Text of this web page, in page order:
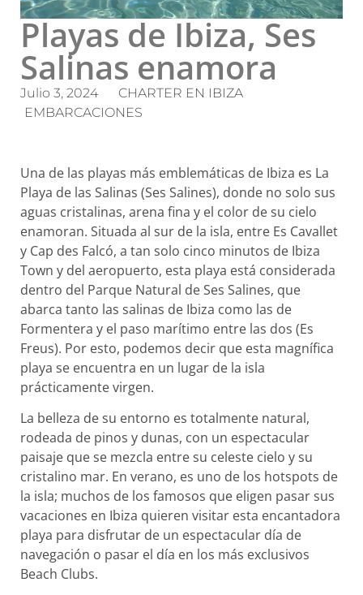
Playas de Ibiza, Ses
Salinas enamora
Julio 3, 2024
CHARTER EN IBIZA
EMBARCACIONES
Una de las playas más emblemáticas de Ibiza es La
Playa de las Salinas (Ses Salines), donde no solo sus
aguas cristalinas, arena fina y el color de su cielo
enamoran. Situada al sur de la isla, entre Es Cavallet
y Cap des Falcó, a tan solo cinco minutos de Ibiza
Town y del aeropuerto, esta playa está considerada
dentro del Parque Natural de Ses Salines, que
abarca tanto las salinas de Ibiza como las de
Formentera y el paso marítimo entre las dos (Es
Freus). Por esto, podemos decir que esta magnífica
playa se encuentra en un lugar de la isla
prácticamente virgen.
La belleza de su entorno es totalmente natural,
rodeada de pinos y dunas, con un espectacular
paisaje que se mezcla entre su celeste cielo y su
cristalino mar. En verano, es uno de los hotspots de
la isla; muchos de los famosos que eligen pasar sus
vacaciones en Ibiza quieren visitar esta encantadora
playa para disfrutar de un espectacular día de
navegación o pasar el día en los más exclusivos
Beach Clubs.